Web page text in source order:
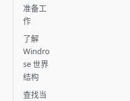
准备工
作
了解
Windro
se 世界
结构
查找当